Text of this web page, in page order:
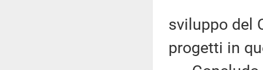
sviluppo del
progetti in